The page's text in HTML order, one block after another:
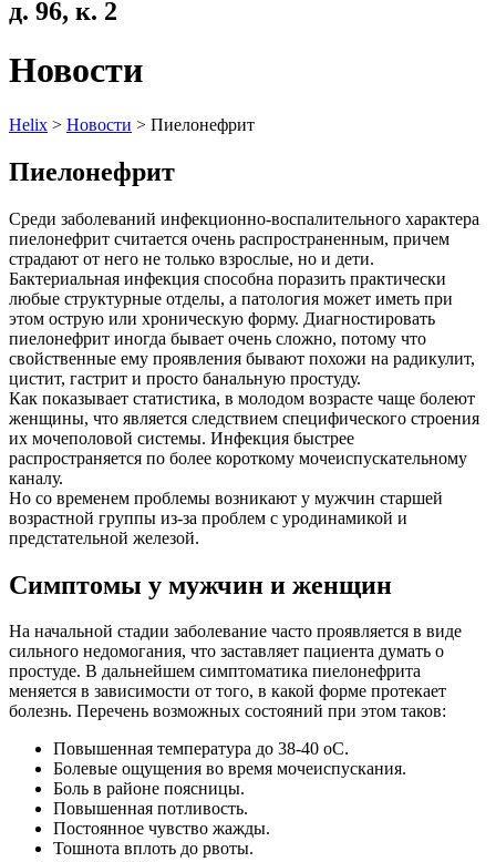
д. 96, к. 2
Новости
Helix > Новости > Пиелонефрит
Пиелонефрит
Среди заболеваний инфекционно-воспалительного характера
пиелонефрит считается очень распространенным, причем
страдают от него не только взрослые, но и дети.
Бактериальная инфекция способна поразить практически
любые структурные отделы, а патология может иметь при
этом острую или хроническую форму. Диагностировать
пиелонефрит иногда бывает очень сложно, потому что
свойственные ему проявления бывают похожи на радикулит,
цистит, гастрит и просто банальную простуду.
Как показывает статистика, в молодом возрасте чаще болеют
женщины, что является следствием специфического строения
их мочеполовой системы. Инфекция быстрее
распространяется по более короткому мочеиспускательному
каналу.
Но со временем проблемы возникают у мужчин старшей
возрастной группы из-за проблем с уродинамикой и
предстательной железой.
Симптомы у мужчин и женщин
На начальной стадии заболевание часто проявляется в виде
сильного недомогания, что заставляет пациента думать о
простуде. В дальнейшем симптоматика пиелонефрита
меняется в зависимости от того, в какой форме протекает
болезнь. Перечень возможных состояний при этом таков:
Повышенная температура до 38-40 оС.
Болевые ощущения во время мочеиспускания.
Боль в районе поясницы.
Повышенная потливость.
Постоянное чувство жажды.
Тошнота вплоть до рвоты.